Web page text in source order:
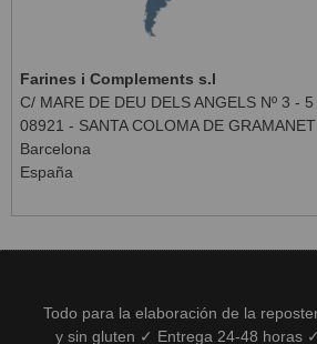
Farines i Complements s.l
C/ MARE DE DEU DELS ANGELS Nº 3 - 5
08921 - SANTA COLOMA DE GRAMANET
Barcelona
España
Todo para la elaboración de la
y sin gluten ✓ Entrega 24-48 horas